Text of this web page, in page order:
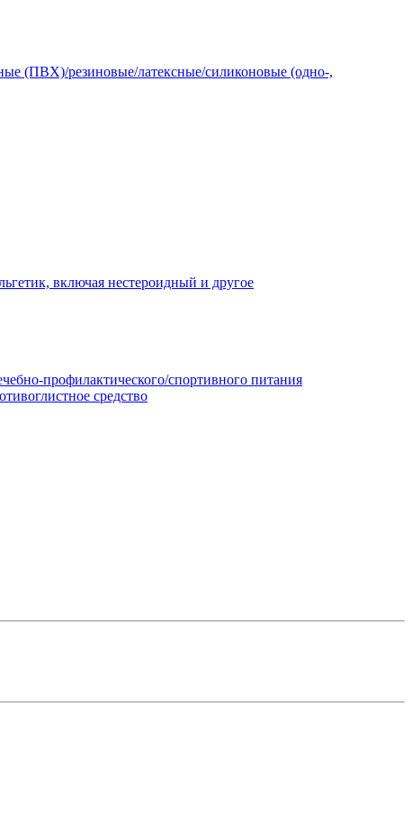
(ПВХ)/резиновые/латексные/силиконовые (одно-,
включая нестероидный и другое
профилактического/спортивного питания
средство